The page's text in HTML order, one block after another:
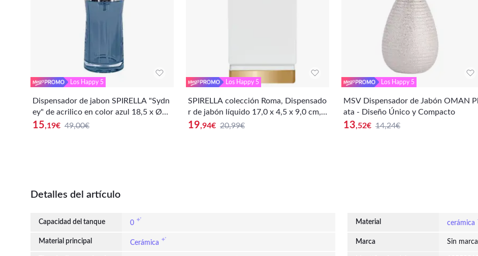
Los Happy 5
Dispensador de jabon SPIRELLA "Sydn
ey" de acrilico en color azul 18,5 x Ø7
cm
15,19€ 49,00€
Los Happy 5
SPIRELLA colección Roma, Dispensado
r de jabón líquido 17,0 x 4,5 x 9,0 cm,
Porcelana, Blanco
19,94€ 20,99€
Los Happy 5
MSV Dispensador de Jabón OMAN Pl
ata - Diseño Único y Compacto
13,52€ 14,24€
Detalles del artículo
Capacidad del tanque 0 Material cerámica
Material principal Cerámica Marca Sin marca